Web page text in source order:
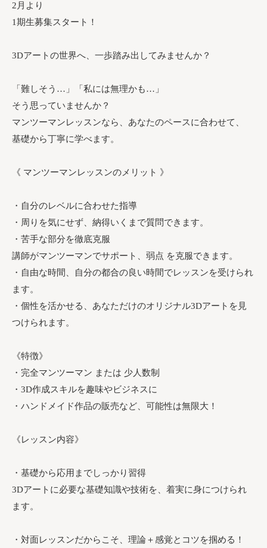
2月より
1期生募集スタート！
3Dアートの世界へ、一歩踏み出してみませんか？
「難しそう…」「私には無理かも…」
そう思っていませんか？
マンツーマンレッスンなら、あなたのペースに合わせて、
基礎から丁寧に学べます。
《 マンツーマンレッスンのメリット 》
・自分のレベルに合わせた指導
・周りを気にせず、納得いくまで質問できます。
・苦手な部分を徹底克服
講師がマンツーマンでサポート、弱点 を克服できます。
・自由な時間、自分の都合の良い時間でレッスンを受けられ
ます。
・個性を活かせる、あなただけのオリジナル3Dアートを見
つけられます。
《特徴》
・完全マンツーマン または 少人数制
・3D作成スキルを趣味やビジネスに
・ハンドメイド作品の販売など、可能性は無限大！
《レッスン内容》
・基礎から応用までしっかり習得
3Dアートに必要な基礎知識や技術を、着実に身につけられ
ます。
・対面レッスンだからこそ、理論＋感覚とコツを掴める！